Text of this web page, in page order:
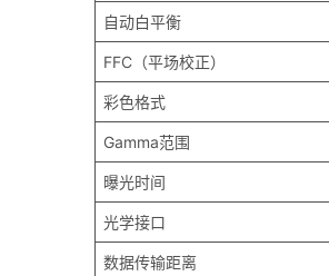
自动白平衡
FFC（平场校正）
彩色格式
Gamma范围
曝光时间
光学接口
数据传输距离